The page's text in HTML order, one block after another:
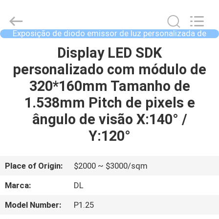
PRODUTOS
SHOW
SOBRE
2026
Display
Labs
LED
Reserved.
Exposição de diodo emissor de luz personalizada de
SDK
Display LED SDK
personalizado com módulo de
320*160mm Tamanho de
1.538mm Pitch de pixels e
ângulo de visão X:140° /
Y:120°
Place of Origin:
$2000 ~ $3000/sqm
Marca:
DL
Model Number:
P1.25